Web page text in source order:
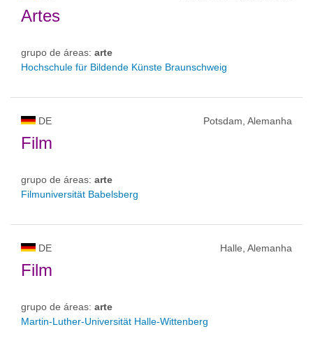
Artes
grupo de áreas: arte
Hochschule für Bildende Künste Braunschweig
DE Potsdam, Alemanha
Film
grupo de áreas: arte
Filmuniversität Babelsberg
DE Halle, Alemanha
Film
grupo de áreas: arte
Martin-Luther-Universität Halle-Wittenberg